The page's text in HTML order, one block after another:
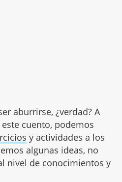
aburrirse, ¿verdad? A
cuento, podemos
y actividades a los
algunas ideas, no
nivel de conocimientos y